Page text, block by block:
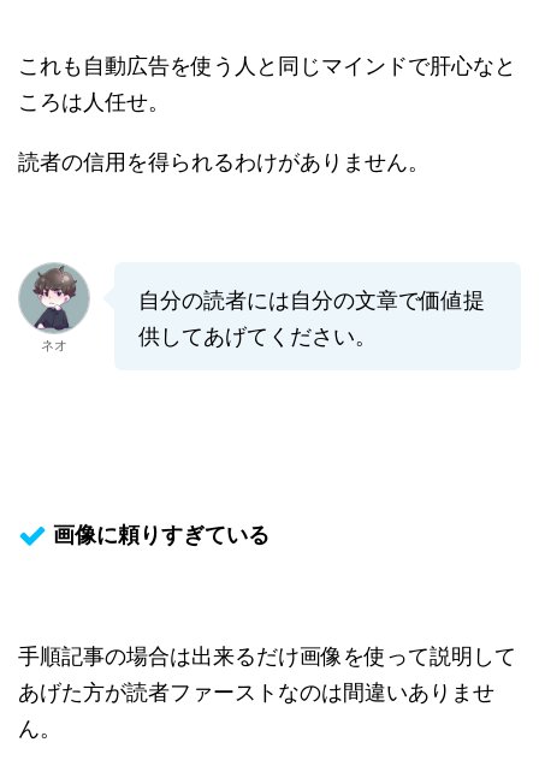
これも自動広告を使う人と同じマインドで肝心なと
ころは人任せ。
読者の信用を得られるわけがありません。
ネオ
自分の読者には自分の文章で価値提
供してあげてください。
画像に頼りすぎている
手順記事の場合は出来るだけ画像を使って説明して
あげた方が読者ファーストなのは間違いありませ
ん。